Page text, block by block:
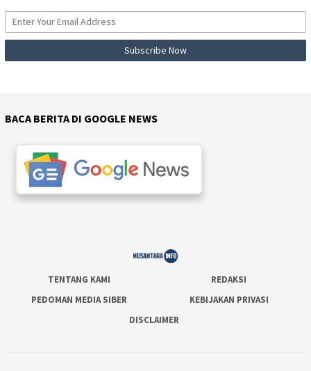
BACA BERITA DI GOOGLE NEWS
TENTANG KAMI
REDAKSI
PEDOMAN MEDIA SIBER
KEBIJAKAN PRIVASI
DISCLAIMER